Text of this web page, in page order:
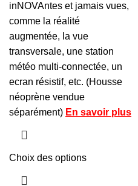
inNOVAntes et jamais vues,
comme la réalité
augmentée, la vue
transversale, une station
météo multi-connectée, un
ecran résistif, etc. (Housse
néoprène vendue
séparément) En savoir plus
Choix des options